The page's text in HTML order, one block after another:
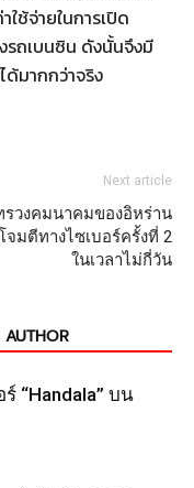
ช้จ่ายในการเปิด
รถเบนซิน ดังนั้นจึงมี
ด้มากกว่าจริง
Next article
รวงคมนาคมของอิหร่าน
จมตีทางไซเบอร์ครั้งที่ 2
ในเวลาไม่กี่วัน
“Handala” บน